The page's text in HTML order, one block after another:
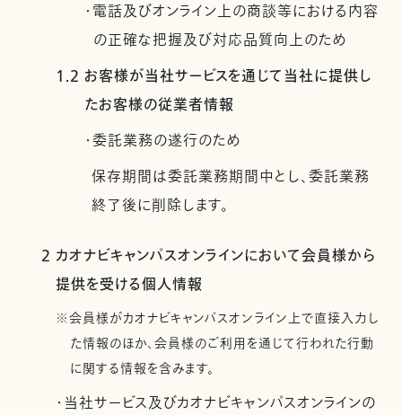
・電話及びオンライン上の商談等における内容
の正確な把握及び対応品質向上のため
1.2 お客様が当社サービスを通じて当社に提供し
たお客様の従業者情報
・委託業務の遂行のため
保存期間は委託業務期間中とし、委託業務
終了後に削除します。
2 カオナビキャンパスオンラインにおいて会員様から
提供を受ける個人情報
※会員様がカオナビキャンパスオンライン上で直接入力し
た情報のほか、会員様のご利用を通じて行われた行動
に関する情報を含みます。
・当社サービス及びカオナビキャンパスオンラインの